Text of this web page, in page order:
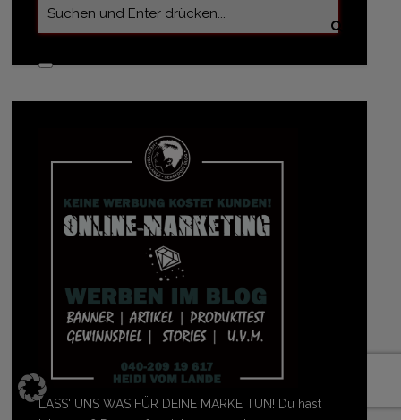
LASS' UNS WAS FÜR DEINE MARKE TUN! Du hast